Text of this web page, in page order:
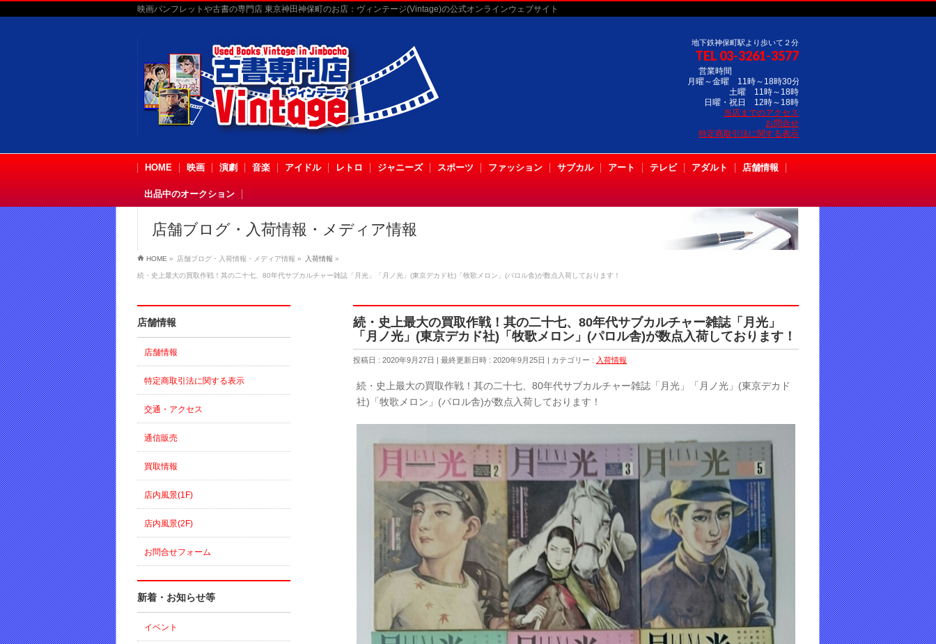
映画パンフレットや古書の専門店 東京神田神保町のお店：ヴィンテージ(Vintage)の公式オンラインウェブサイト
地下鉄神保町駅より歩いて２分
TEL 03-3261-3577
営業時間
月曜～金曜 11時～18時30分
土曜 11時～18時
日曜・祝日 12時～18時
当店までのアクセス
お問合せ
特定商取引法に関する表示
HOME 映画 演劇 音楽 アイドル レトロ ジャニーズ スポーツ ファッション サブカル アート テレビ アダルト 店舗情報
出品中のオークション
店舗ブログ・入荷情報・メディア情報
HOME » 店舗ブログ・入荷情報・メディア情報 » 入荷情報 »
続・史上最大の買取作戦！其の二十七、80年代サブカルチャー雑誌「月光」「月ノ光」(東京デカド社)「牧歌メロン」(パロル舎)が数点入荷しております！
続・史上最大の買取作戦！其の二十七、80年代サブカルチャー雑誌「月光」
「月ノ光」(東京デカド社)「牧歌メロン」(パロル舎)が数点入荷しております！
投稿日 : 2020年9月27日 最終更新日時 : 2020年9月25日 カテゴリー : 入荷情報
続・史上最大の買取作戦！其の二十七、80年代サブカルチャー雑誌「月光」「月ノ光」(東京デカド
社)「牧歌メロン」(パロル舎)が数点入荷しております！
店舗情報
店舗情報
特定商取引法に関する表示
交通・アクセス
通信販売
買取情報
店内風景(1F)
店内風景(2F)
お問合せフォーム
新着・お知らせ等
イベント